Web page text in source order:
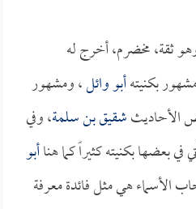
ثقة، مخضرم، أخرج له
بكنيتهأبو وائل، ومشهور
الأحاديثشقيق بن سلمة، وفي
في بعضها بكنيته كثيراً كما هناأبو
الأسماء هي مثل فائدة معرفة